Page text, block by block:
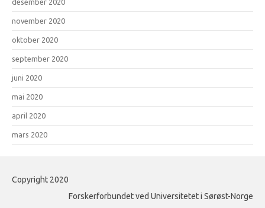
desember 2020
november 2020
oktober 2020
september 2020
juni 2020
mai 2020
april 2020
mars 2020
Copyright 2020
Forskerforbundet ved Universitetet i Sørøst-Norge